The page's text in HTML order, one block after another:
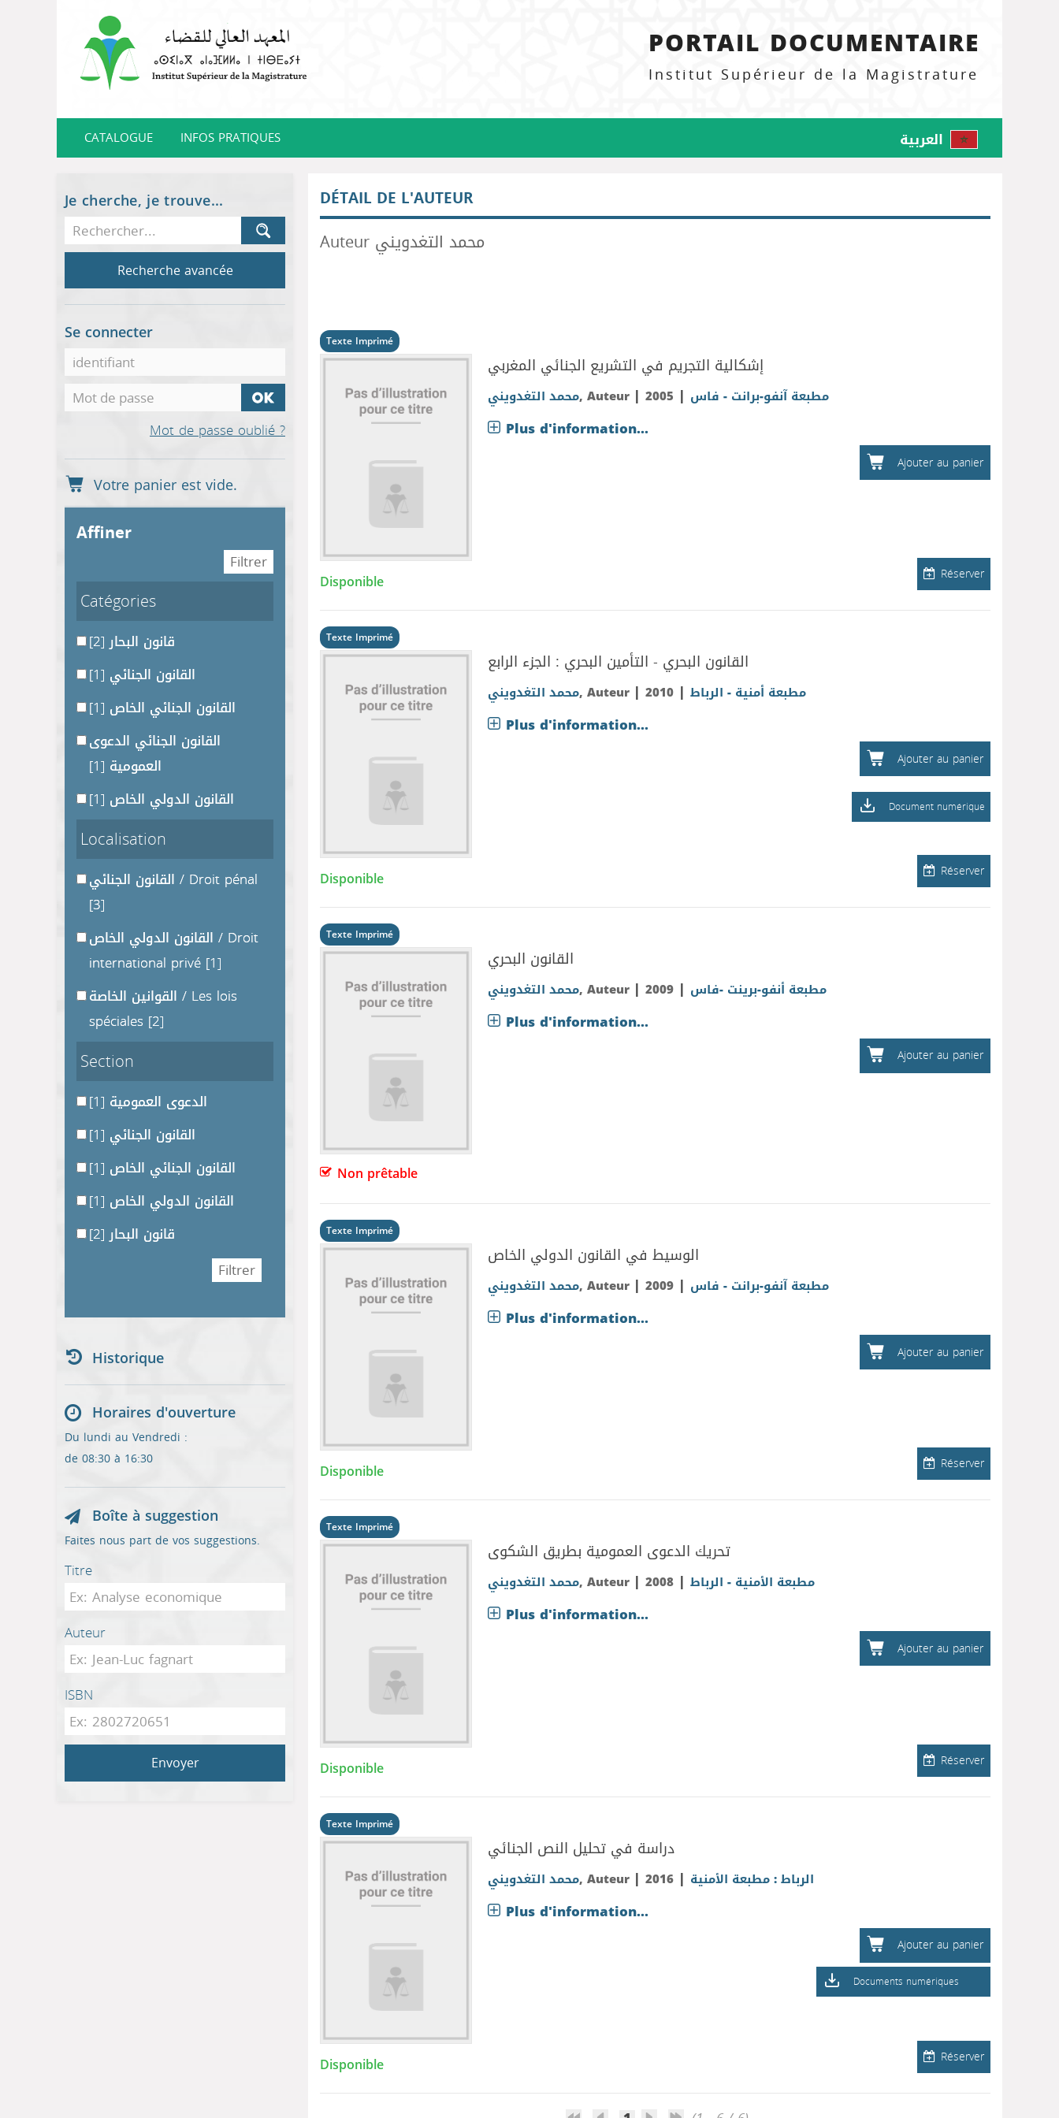
PORTAIL DOCUMENTAIRE
Institut Supérieur de la Magistrature
العربية CATALOGUE INFOS PRATIQUES
DÉTAIL DE L'AUTEUR
Auteur محمد التغدويني
Texte Imprimé
إشكالية التجريم في التشريع الجنائي المغربي
محمد التغدويني, Auteur | مطبعة آنفو-برانت - فاس |
2005
Plus d'information...
Ajouter au panier
Réserver
Disponible
Texte Imprimé
القانون البحري - التأمين البحري : الجزء الرابع
محمد التغدويني, Auteur | مطبعة أمنية - الرباط |
2010
Plus d'information...
Ajouter au panier
Document numérique
Réserver
Disponible
Texte Imprimé
القانون البحري
محمد التغدويني, Auteur | مطبعة أنفو-برينت -فاس |
2009
Plus d'information...
Ajouter au panier
Non prêtable
Texte Imprimé
الوسيط في القانون الدولي الخاص
محمد التغدويني, Auteur | مطبعة آنفو-برانت - فاس |
2009
Plus d'information...
Ajouter au panier
Réserver
Disponible
Texte Imprimé
تحريك الدعوى العمومية بطريق الشكوى
محمد التغدويني, Auteur | مطبعة الأمنية - الرباط |
2008
Plus d'information...
Ajouter au panier
Réserver
Disponible
Texte Imprimé
دراسة في تحليل النص الجنائي
محمد التغدويني, Auteur | الرباط : مطبعة الأمنية |
2016
Plus d'information...
Ajouter au panier
Documents numériques
Réserver
Disponible
Je cherche, je trouve...
Recherche avancée
Se connecter
Mot de passe oublié ?
affiner
Catégories
قانون البحار[2]
القانون الجنائي [1]
القانون الجنائي الخاص [1]
القانون الجنائي الدعوى
العمومية [1]
القانون الدولي الخاص [1]
Localisation
القانون الجنائي / Droit pénal
[3]
القانون الدولي الخاص / Droit
international privé [1]
القوانين الخاصة / Les lois
spéciales [2]
Section
الدعوى العمومية [1]
القانون الجنائي [1]
القانون الجنائي الخاص [1]
القانون الدولي الخاص [1]
قانون البحار[2]
Historique
Horaires d'ouverture
Du lundi au Vendredi :
de 08:30 à 16:30
Boîte à suggestion
Faites nous part de vos suggestions.
Titre
Auteur
ISBN
Envoyer